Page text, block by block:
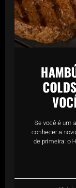
Se você é um
conhecer a
de primeira: o